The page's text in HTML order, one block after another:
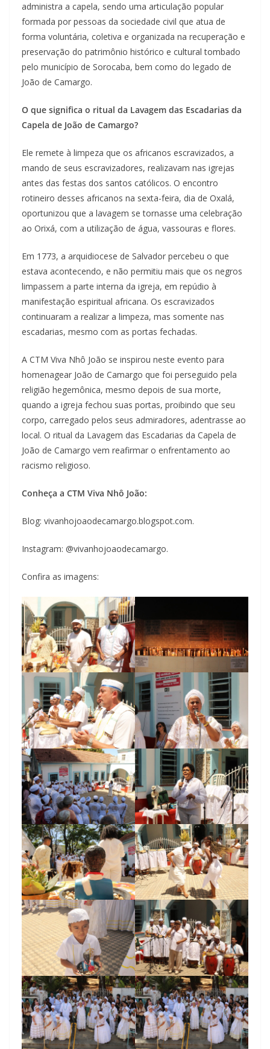
administra a capela, sendo uma articulação popular
formada por pessoas da sociedade civil que atua de
forma voluntária, coletiva e organizada na recuperação e
preservação do patrimônio histórico e cultural tombado
pelo município de Sorocaba, bem como do legado de
João de Camargo.
O que significa o ritual da Lavagem das Escadarias da
Capela de João de Camargo?
Ele remete à limpeza que os africanos escravizados, a
mando de seus escravizadores, realizavam nas igrejas
antes das festas dos santos católicos. O encontro
rotineiro desses africanos na sexta-feira, dia de Oxalá,
oportunizou que a lavagem se tornasse uma celebração
ao Orixá, com a utilização de água, vassouras e flores.
Em 1773, a arquidiocese de Salvador percebeu o que
estava acontecendo, e não permitiu mais que os negros
limpassem a parte interna da igreja, em repúdio à
manifestação espiritual africana. Os escravizados
continuaram a realizar a limpeza, mas somente nas
escadarias, mesmo com as portas fechadas.
A CTM Viva Nhô João se inspirou neste evento para
homenagear João de Camargo que foi perseguido pela
religião hegemônica, mesmo depois de sua morte,
quando a igreja fechou suas portas, proibindo que seu
corpo, carregado pelos seus admiradores, adentrasse ao
local. O ritual da Lavagem das Escadarias da Capela de
João de Camargo vem reafirmar o enfrentamento ao
racismo religioso.
Conheça a CTM Viva Nhô João:
Blog: vivanhojoaodecamargo.blogspot.com.
Instagram: @vivanhojoaodecamargo.
Confira as imagens: